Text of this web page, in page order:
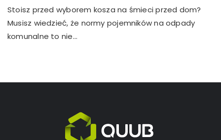
Stoisz przed wyborem kosza na śmieci przed dom?
Musisz wiedzieć, że normy pojemników na odpady
komunalne to nie…